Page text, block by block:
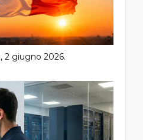
2 giugno 2026.